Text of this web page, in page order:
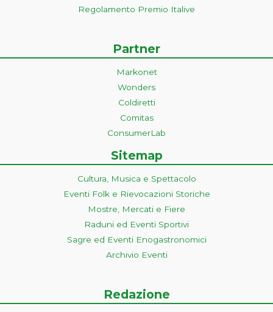
Regolamento Premio Italive
Partner
Markonet
Wonders
Coldiretti
Comitas
ConsumerLab
Sitemap
Cultura, Musica e Spettacolo
Eventi Folk e Rievocazioni Storiche
Mostre, Mercati e Fiere
Raduni ed Eventi Sportivi
Sagre ed Eventi Enogastronomici
Archivio Eventi
Redazione